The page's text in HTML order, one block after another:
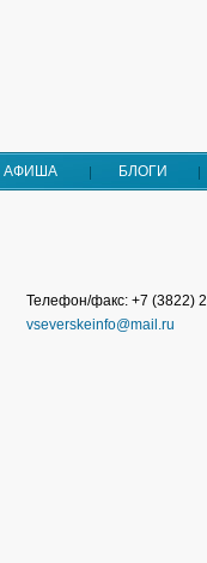
АФИША БЛОГИ
Телефон/факс: +7 (3822)
vseverskeinfo@mail.ru